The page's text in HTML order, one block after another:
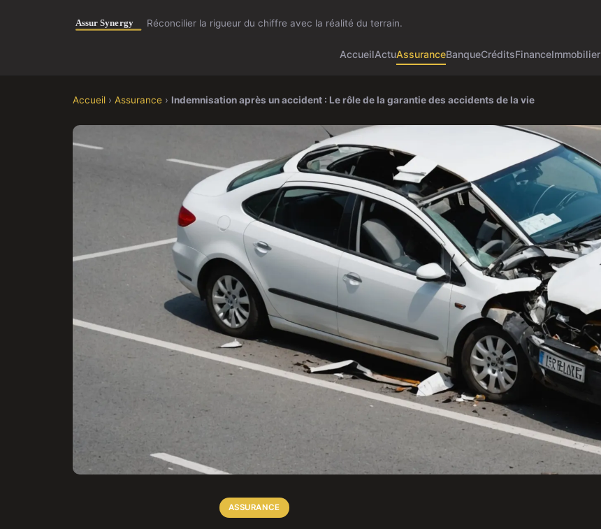
Réconcilier la rigueur du chiffre avec la réalité du terrain.
AccueilActuAssuranceBanqueCréditsFinanceImmobilier
Accueil › Assurance › Indemnisation après un accident : Le rôle de la garantie des accidents de la vie
ASSURANCE